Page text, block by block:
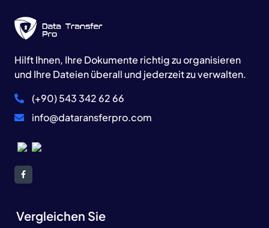
Hilft Ihnen, Ihre Dokumente richtig zu organisieren
und Ihre Dateien überall und jederzeit zu verwalten.
(+90) 543 342 62 66
info@dataransferpro.com
Vergleichen Sie